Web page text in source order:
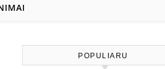
POPULIARU